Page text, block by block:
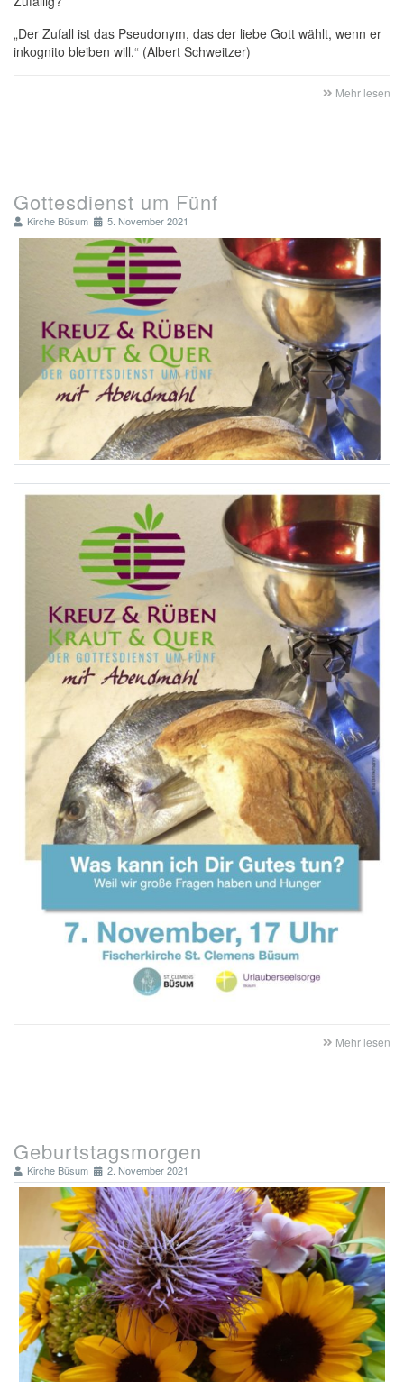
„Der Zufall ist das Pseudonym, das der liebe Gott wählt, wenn er
inkognito bleiben will.“ (Albert Schweitzer)
Mehr lesen
Gottesdienst um Fünf
Kirche Büsum 5. November 2021
Mehr lesen
Geburtstagsmorgen
Kirche Büsum 2. November 2021